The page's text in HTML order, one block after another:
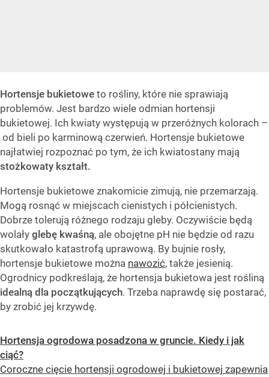
Hortensje bukietowe to rośliny, które nie sprawiają
problemów. Jest bardzo wiele odmian hortensji
bukietowej. Ich kwiaty występują w przeróżnych kolorach –
od bieli po karminową czerwień. Hortensje bukietowe
najłatwiej rozpoznać po tym, że ich kwiatostany mają
stożkowaty kształt.
Hortensje bukietowe znakomicie zimują, nie przemarzają.
Mogą rosnąć w miejscach cienistych i półcienistych.
Dobrze tolerują różnego rodzaju gleby. Oczywiście będą
wolały glebę kwaśną, ale obojętne pH nie będzie od razu
skutkowało katastrofą uprawową. By bujnie rosły,
hortensje bukietowe można nawozić, także jesienią.
Ogrodnicy podkreślają, że hortensja bukietowa jest rośliną
idealną dla początkujących. Trzeba naprawdę się postarać,
by zrobić jej krzywdę.
Hortensja ogrodowa posadzona w gruncie. Kiedy i jak
ciąć?
Coroczne cięcie hortensji ogrodowej i bukietowej zapewnia